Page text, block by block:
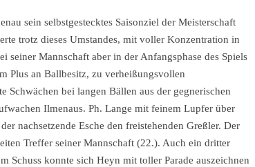
sein selbstgestecktes Saisonziel der Meisterschaft
trotz dieses Umstandes, mit voller Konzentration in
Mannschaft aber in der Anfangsphase des Spiels
Plus an Ballbesitz, zu verheißungsvollen
bei langen Bällen aus der gegnerischen
Ilmenaus. Ph. Lange mit feinem Lupfer über
nachsetzende Esche den freistehenden Greßler. Der
Treffer seiner Mannschaft (22.). Auch ein dritter
Schuss konnte sich Heyn mit toller Parade auszeichnen